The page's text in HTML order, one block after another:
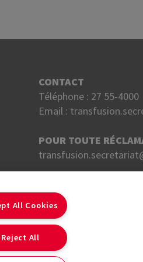
CONTACT
Téléphone : 27 55-4000
Email :
POUR TOUTE
All Cookies
Reject All